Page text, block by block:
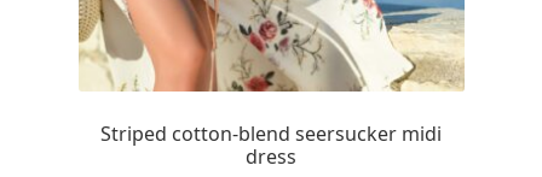
Striped cotton-blend seersucker midi
dress